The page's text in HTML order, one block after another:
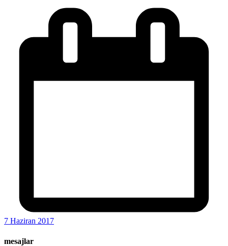
7 Haziran 2017
mesajlar